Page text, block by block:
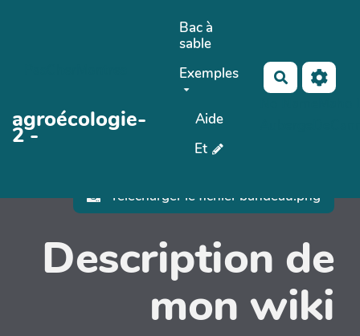
agroécologie-
2 -
Bac à
sable
Exemples
Aide
Et
Rechercher
Télécharger le fichier bandeau.png
Description de
mon wiki